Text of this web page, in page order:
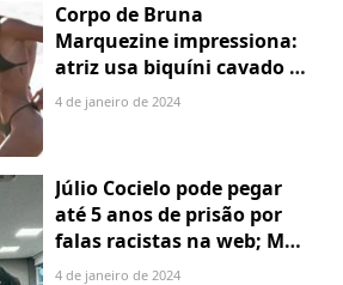
Corpo de Bruna
Marquezine impressiona:
atriz usa biquíni cavado e
body chain ao chegar em
4 de janeiro de 2024
Júlio Cocielo pode pegar
até 5 anos de prisão por
falas racistas na web; MPF
identificou 9 posts com
4 de janeiro de 2024